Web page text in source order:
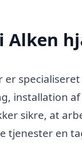
Alken
installation
sikre, at
tjenester en